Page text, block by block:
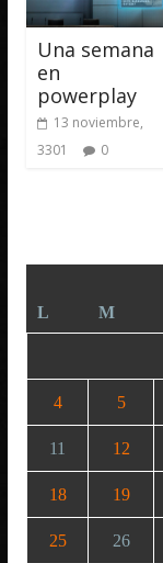
Una semana
en
powerplay
13 noviembre,
3301
0
L
M
4 5
11 12
18 19
25 26